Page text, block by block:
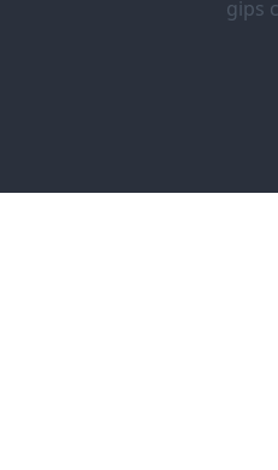
gips